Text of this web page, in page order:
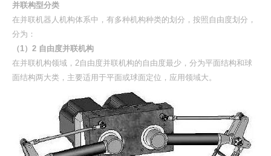
并联构型分类
在并联机器人机构体系中，有多种机构种类的划分，按照自由度划分，
分为：
（1）2 自由度并联机构
在并联机构领域，2自由度并联机构的自由度最少，分为平面结构和球
面结构两大类，主要适用于平面或球面定位，应用领域大。